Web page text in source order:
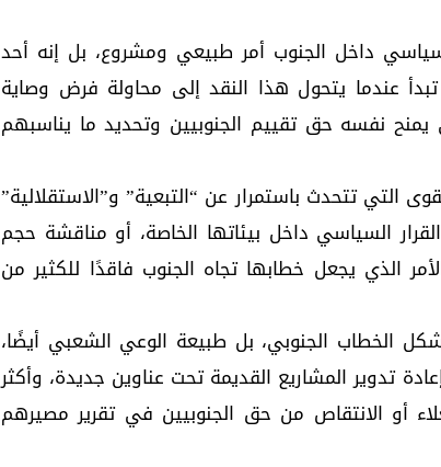
داخل الجنوب أمر طبيعي ومشروع، بل إنه أحد
عندما يتحول هذا النقد إلى محاولة فرض وصاية
يمنح نفسه حق تقييم الجنوبيين وتحديد ما يناسبهم
التي تتحدث باستمرار عن “التبعية” و”الاستقلالية”
السياسي داخل بيئاتها الخاصة، أو مناقشة حجم
الذي يجعل خطابها تجاه الجنوب فاقدًا للكثير من
الخطاب الجنوبي، بل طبيعة الوعي الشعبي أيضًا،
تدوير المشاريع القديمة تحت عناوين جديدة، وأكثر
أو الانتقاص من حق الجنوبيين في تقرير مصيرهم